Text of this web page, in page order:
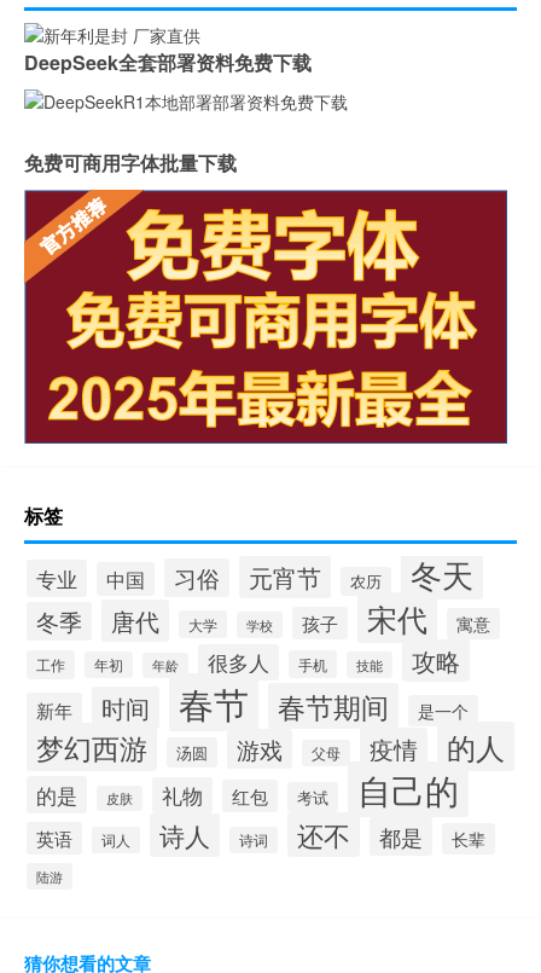
DeepSeek全套部署资料免费下载
免费可商用字体批量下载
标签
专业 中国 习俗 元宵节 农历 冬天
冬季 唐代 大学 学校 孩子 宋代 寓意
工作 年初 年龄 很多人 手机 技能 攻略
新年 时间 春节 春节期间 是一个
梦幻西游 汤圆 游戏 父母 疫情 的人
的是 皮肤 礼物 红包 考试 自己的
英语 词人 诗人 诗词 还不 都是 长辈
陆游
猜你想看的文章